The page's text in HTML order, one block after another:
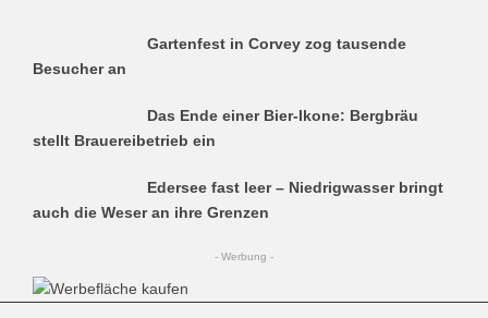
Gartenfest in Corvey zog tausende
Besucher an
Das Ende einer Bier-Ikone: Bergbräu
stellt Brauereibetrieb ein
Edersee fast leer – Niedrigwasser bringt
auch die Weser an ihre Grenzen
- Werbung -